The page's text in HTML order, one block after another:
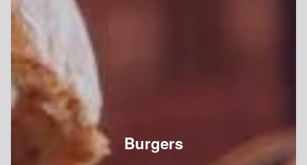
Burgers